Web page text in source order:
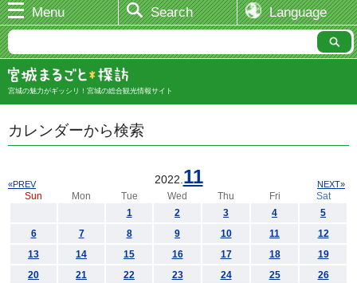
Menu Search Language
宮城の魅力がギッシリ！宮城の総合観光情報サイト
カレンダーから検索
2022. 11
«PREV NEXT»
Sun Mon Tue Wed Thu Fri
Sat
1
2 3 4
5
6
7 8 9 10 11
12
13
14 15 16 17 18
19
20
21 22 23 24 25
26